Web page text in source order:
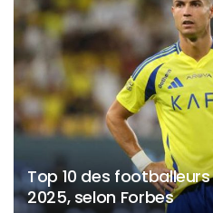
Top 10 des
2025, selon Forbes